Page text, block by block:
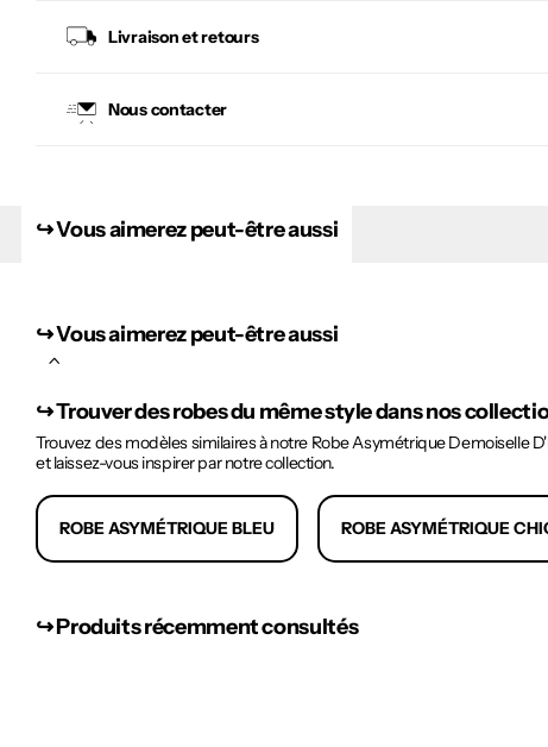
Livraison et retours
Nous contacter
↪︎ Vous aimerez peut-être aussi
↪︎ Vous aimerez peut-être aussi
↪︎Trouver des robes du même style dans nos
Trouvez des modèles similaires à notre Robe Asymétrique Demoiselle
et laissez-vous inspirer par notre collection.
ROBE ASYMÉTRIQUE BLEU ROBE ASYMÉTRIQUE
↪︎ Produits récemment consultés